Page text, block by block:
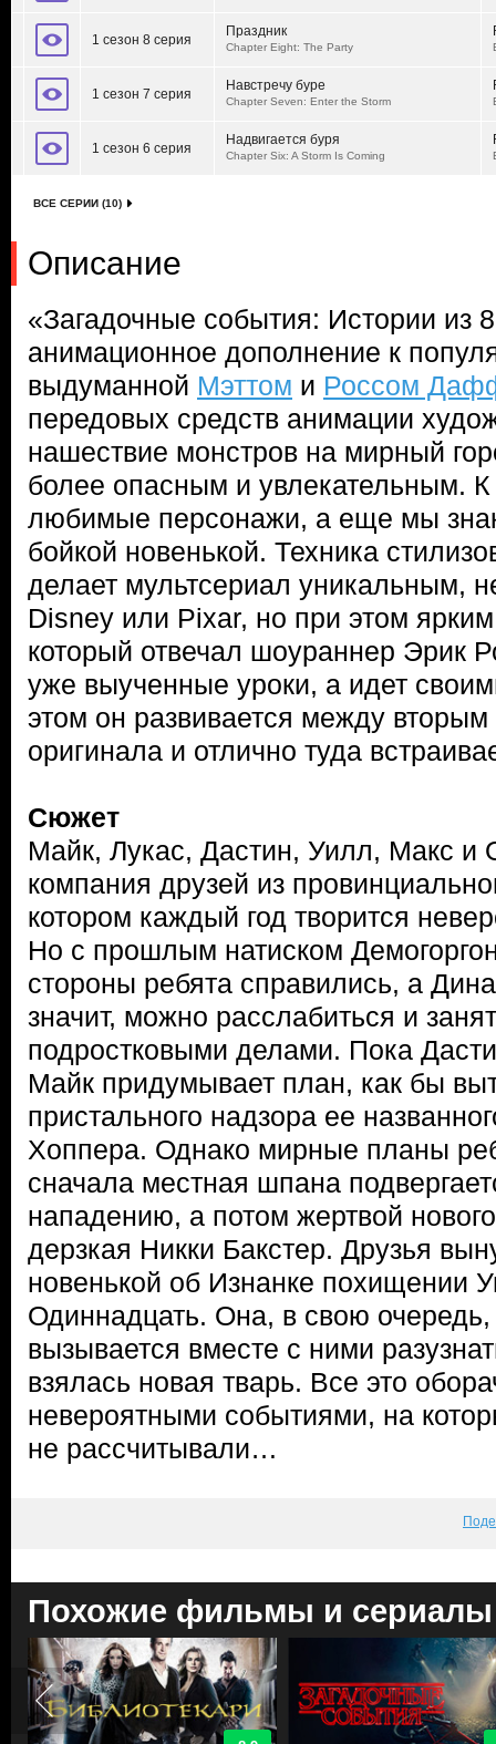
1 сезон 8 серия
Праздник
Chapter Eight: The Party
1 сезон 7 серия
Навстречу буре
Chapter Seven: Enter the Storm
1 сезон 6 серия
Надвигается буря
Chapter Six: A Storm Is Coming
ВСЕ СЕРИИ (10)
Описание
«Загадочные события: Истории из
анимационное дополнение к
выдуманной Мэттом и Россом
передовых средств анимации
нашествие монстров на мирный
более опасным и увлекательным.
любимые персонажи, а еще мы
бойкой новенькой. Техника
делает мультсериал уникальным,
Disney или Pixar, но при этом
который отвечал шоураннер Эрик
уже выученные уроки, а идет
этом он развивается между
оригинала и отлично туда
Сюжет
Майк, Лукас, Дастин, Уилл, Макс и
компания друзей из
котором каждый год творится
Но с прошлым натиском
стороны ребята справились, а
значит, можно расслабиться и
подростковыми делами. Пока
Майк придумывает план, как бы
пристального надзора ее
Хоппера. Однако мирные планы
сначала местная шпана
нападению, а потом жертвой
дерзкая Никки Бакстер. Друзья
новенькой об Изнанке похищении
Одиннадцать. Она, в свою очередь,
вызывается вместе с ними
взялась новая тварь. Все это
невероятными событиями, на
не рассчитывали…
Похожие фильмы и сериалы